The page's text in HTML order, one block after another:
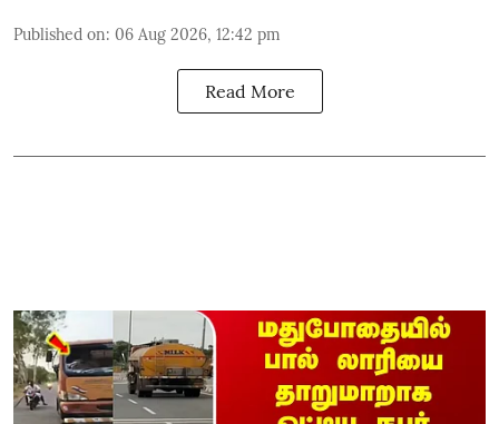
Published on: 06 Aug 2026, 12:42 pm
Read More